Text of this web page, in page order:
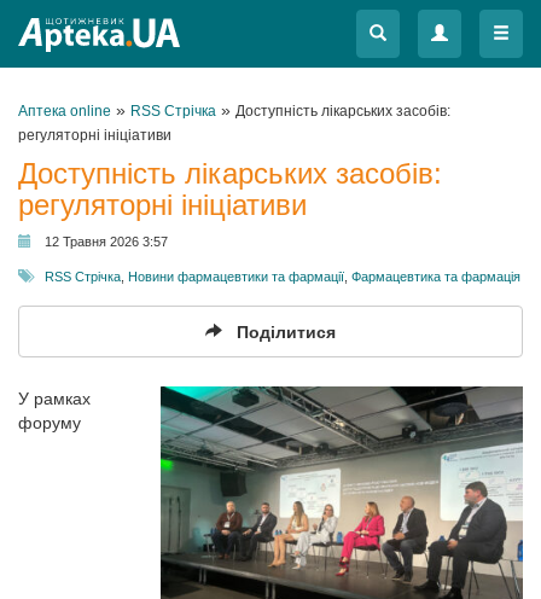
Меню
Меню
Аптека online » RSS Стрічка » Доступність лікарських засобів:
регуляторні ініціативи
Доступність лікарських засобів:
регуляторні ініціативи
12 Травня 2026 3:57
RSS Стрічка Новини фармацевтики та фармації Фармацевтика та фармація
Поділитися
У рамках
форуму